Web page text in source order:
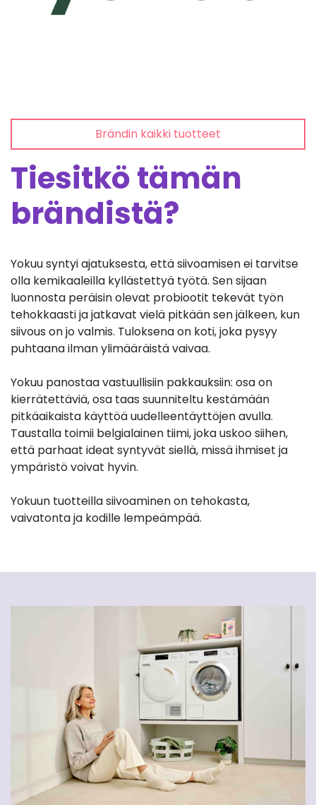
Brändin kaikki tuotteet
Tiesitkö tämän
brändistä?
Yokuu syntyi ajatuksesta, että siivoamisen ei tarvitse
olla kemikaaleilla kyllästettyä työtä. Sen sijaan
luonnosta peräisin olevat probiootit tekevät työn
tehokkaasti ja jatkavat vielä pitkään sen jälkeen, kun
siivous on jo valmis. Tuloksena on koti, joka pysyy
puhtaana ilman ylimääräistä vaivaa.
Yokuu panostaa vastuullisiin pakkauksiin: osa on
kierrätettäviä, osa taas suunniteltu kestämään
pitkäaikaista käyttöä uudelleentäyttöjen avulla.
Taustalla toimii belgialainen tiimi, joka uskoo siihen,
että parhaat ideat syntyvät siellä, missä ihmiset ja
ympäristö voivat hyvin.
Yokuun tuotteilla siivoaminen on tehokasta,
vaivatonta ja kodille lempeämpää.